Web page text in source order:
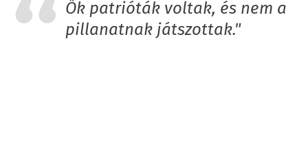
Ők patrióták voltak, és nem a
pillanatnak játszottak."